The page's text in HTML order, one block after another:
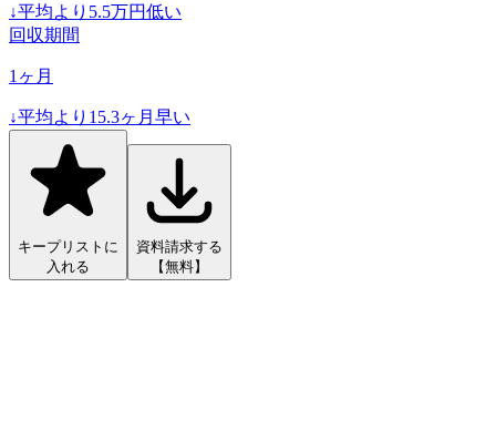
↓平均より 5.5万円低い
回収期間
1 ヶ月
↓平均より 15.3ヶ月早い
キープリストに
入れる
資料請求する
【無料】